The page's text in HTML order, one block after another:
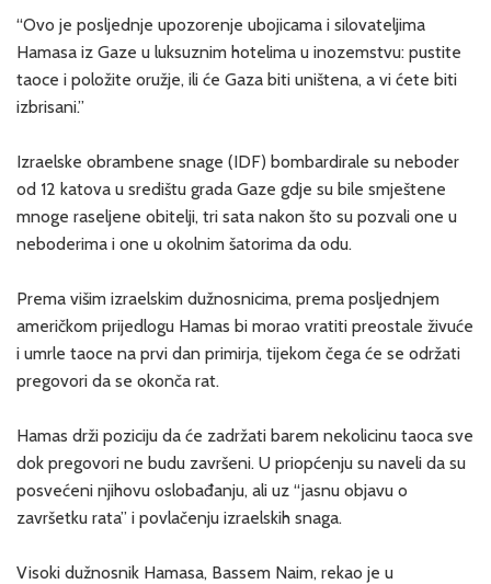
“Ovo je posljednje upozorenje ubojicama i silovateljima
Hamasa iz Gaze u luksuznim hotelima u inozemstvu: pustite
taoce i položite oružje, ili će Gaza biti uništena, a vi ćete biti
izbrisani.”
Izraelske obrambene snage (IDF) bombardirale su neboder
od 12 katova u središtu grada Gaze gdje su bile smještene
mnoge raseljene obitelji, tri sata nakon što su pozvali one u
neboderima i one u okolnim šatorima da odu.
Prema višim izraelskim dužnosnicima, prema posljednjem
američkom prijedlogu Hamas bi morao vratiti preostale živuće
i umrle taoce na prvi dan primirja, tijekom čega će se održati
pregovori da se okonča rat.
Hamas drži poziciju da će zadržati barem nekolicinu taoca sve
dok pregovori ne budu završeni. U priopćenju su naveli da su
posvećeni njihovu oslobađanju, ali uz “jasnu objavu o
završetku rata” i povlačenju izraelskih snaga.
Visoki dužnosnik Hamasa, Bassem Naim, rekao je u